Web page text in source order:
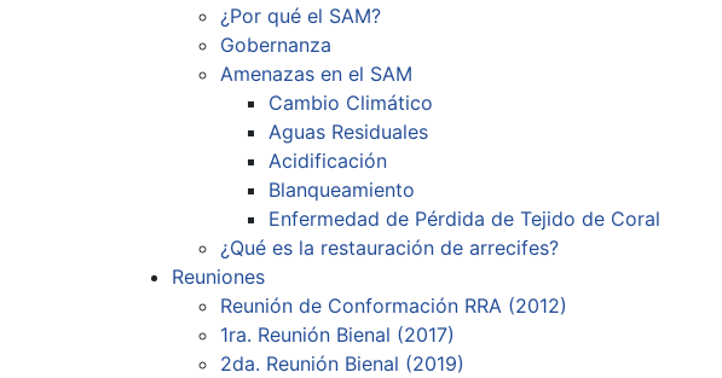
¿Por qué el SAM?
Gobernanza
Amenazas en el SAM
Cambio Climático
Aguas Residuales
Acidificación
Blanqueamiento
Enfermedad de Pérdida de Tejido de Coral
¿Qué es la restauración de arrecifes?
Reuniones
Reunión de Conformación RRA (2012)
1ra. Reunión Bienal (2017)
2da. Reunión Bienal (2019)